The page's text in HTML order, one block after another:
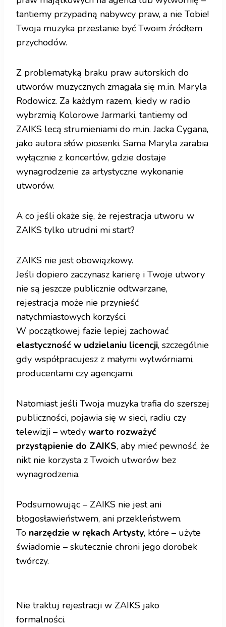
tantiemy przypadną nabywcy praw, a nie Tobie!
Twoja muzyka przestanie być Twoim źródłem
przychodów.
Z problematyką braku praw autorskich do
utworów muzycznych zmagała się m.in. Maryla
Rodowicz. Za każdym razem, kiedy w radio
wybrzmią Kolorowe Jarmarki, tantiemy od
ZAIKS lecą strumieniami do m.in. Jacka Cygana,
jako autora słów piosenki. Sama Maryla zarabia
wyłącznie z koncertów, gdzie dostaje
wynagrodzenie za artystyczne wykonanie
utworów.
A co jeśli okaże się, że rejestracja utworu w
ZAIKS tylko utrudni mi start?
ZAIKS nie jest obowiązkowy.
Jeśli dopiero zaczynasz karierę i Twoje utwory
nie są jeszcze publicznie odtwarzane,
rejestracja może nie przynieść
natychmiastowych korzyści.
W początkowej fazie lepiej zachować
elastyczność w udzielaniu licencji, szczególnie
gdy współpracujesz z małymi wytwórniami,
producentami czy agencjami.
Natomiast jeśli Twoja muzyka trafia do szerszej
publiczności, pojawia się w sieci, radiu czy
telewizji – wtedy warto rozważyć
przystąpienie do ZAIKS, aby mieć pewność, że
nikt nie korzysta z Twoich utworów bez
wynagrodzenia.
Podsumowując – ZAIKS nie jest ani
błogosławieństwem, ani przekleństwem.
To narzędzie w rękach Artysty, które – użyte
świadomie – skutecznie chroni jego dorobek
twórczy.
Nie traktuj rejestracji w ZAIKS jako
formalności.